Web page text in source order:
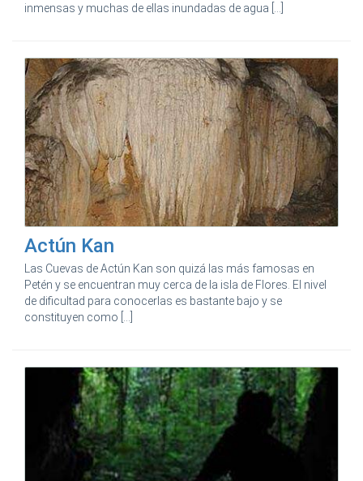
inmensas y muchas de ellas inundadas de agua [...]
Actún Kan
Las Cuevas de Actún Kan son quizá las más famosas en
Petén y se encuentran muy cerca de la isla de Flores. El nivel
de dificultad para conocerlas es bastante bajo y se
constituyen como [...]